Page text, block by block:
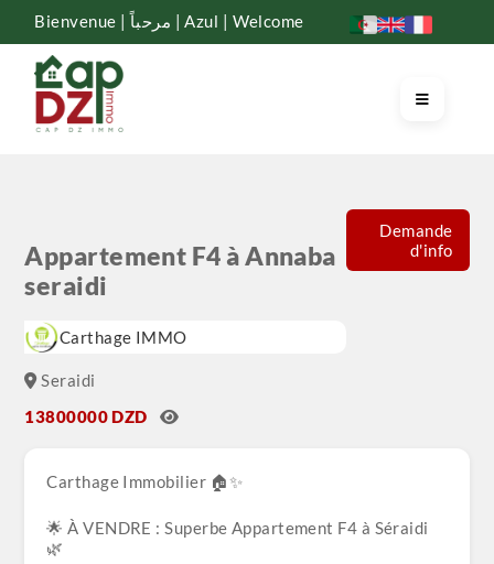
Bienvenue | مرحباً | Azul | Welcome
Appartement F4 à Annaba
seraidi
Carthage IMMO
Seraidi
13800000 DZD
Demande
d'info
Carthage Immobilier 🏠✨
🌟 À VENDRE : Superbe Appartement F4 à Séraidi
🌿